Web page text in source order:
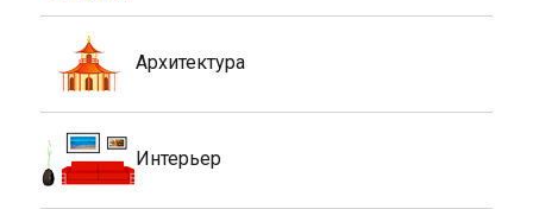
Архитектура
Интерьер